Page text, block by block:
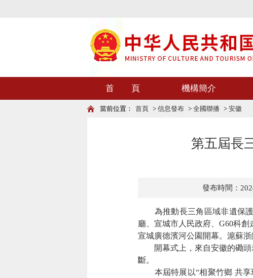
首 頁 機構簡介
當前位置： 首頁 > 信息發布 > 全國聯播 > 安徽
第五屆長
發布時間：
為推動長三角區域非遺保護
廳、宣城市人民政府、G60科
宣城廣德濱河公園開幕。滬蘇
開幕式上，來自安徽的磡頭
斷。
本屆特展以“相聚竹鄉 共享瑰